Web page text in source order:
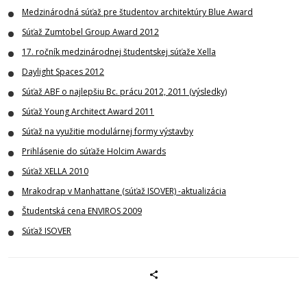
Medzinárodná súťaž pre študentov architektúry Blue Award
Súťaž Zumtobel Group Award 2012
17. ročník medzinárodnej študentskej súťaže Xella
Daylight Spaces 2012
Súťaž ABF o najlepšiu Bc. prácu 2012, 2011 (výsledky)
Súťaž Young Architect Award 2011
Súťaž na využitie modulárnej formy výstavby
Prihlásenie do súťaže Holcim Awards
Súťaž XELLA 2010
Mrakodrap v Manhattane (súťaž ISOVER) -aktualizácia
Študentská cena ENVIROS 2009
Súťaž ISOVER